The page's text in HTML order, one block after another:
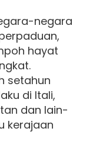
negara
hayat
setahun
di Itali,
dan lain-
kerajaan